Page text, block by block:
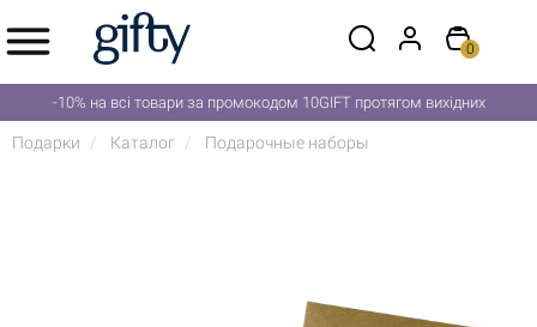
0
-10% на всі товари за промокодом 10GIFT протягом вихідних
Подарки Каталог Подарочные наборы